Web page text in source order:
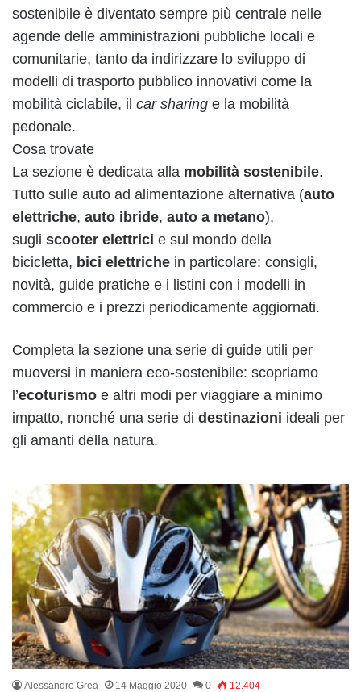
sostenibile è diventato sempre più centrale nelle
agende delle amministrazioni pubbliche locali e
comunitarie, tanto da indirizzare lo sviluppo di
modelli di trasporto pubblico innovativi come la
mobilità ciclabile, il car sharing e la mobilità
pedonale.
Cosa trovate
La sezione è dedicata alla mobilità sostenibile.
Tutto sulle auto ad alimentazione alternativa (auto
elettriche, auto ibride, auto a metano),
sugli scooter elettrici e sul mondo della
bicicletta, bici elettriche in particolare: consigli,
novità, guide pratiche e i listini con i modelli in
commercio e i prezzi periodicamente aggiornati.
Completa la sezione una serie di guide utili per
muoversi in maniera eco-sostenibile: scopriamo
l’ecoturismo e altri modi per viaggiare a minimo
impatto, nonché una serie di destinazioni ideali per
gli amanti della natura.
Alessandro Grea 14 Maggio 2020 0 12.404